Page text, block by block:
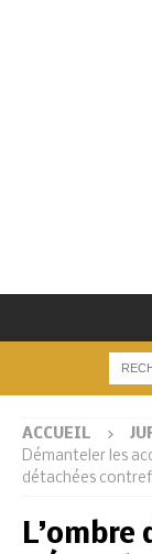
ACCUEIL
Démanteler les
détachées
L’ombre